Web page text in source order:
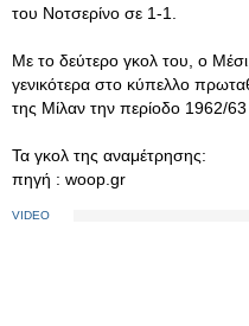
του Νοτσερίνο σε 1-1.
Με το δεύτερο γκολ του, ο
γενικότερα στο κύπελλο
της Μίλαν την περίοδο 1962/63
Τα γκολ της αναμέτρησης:
πηγή : woop.gr
VIDEO